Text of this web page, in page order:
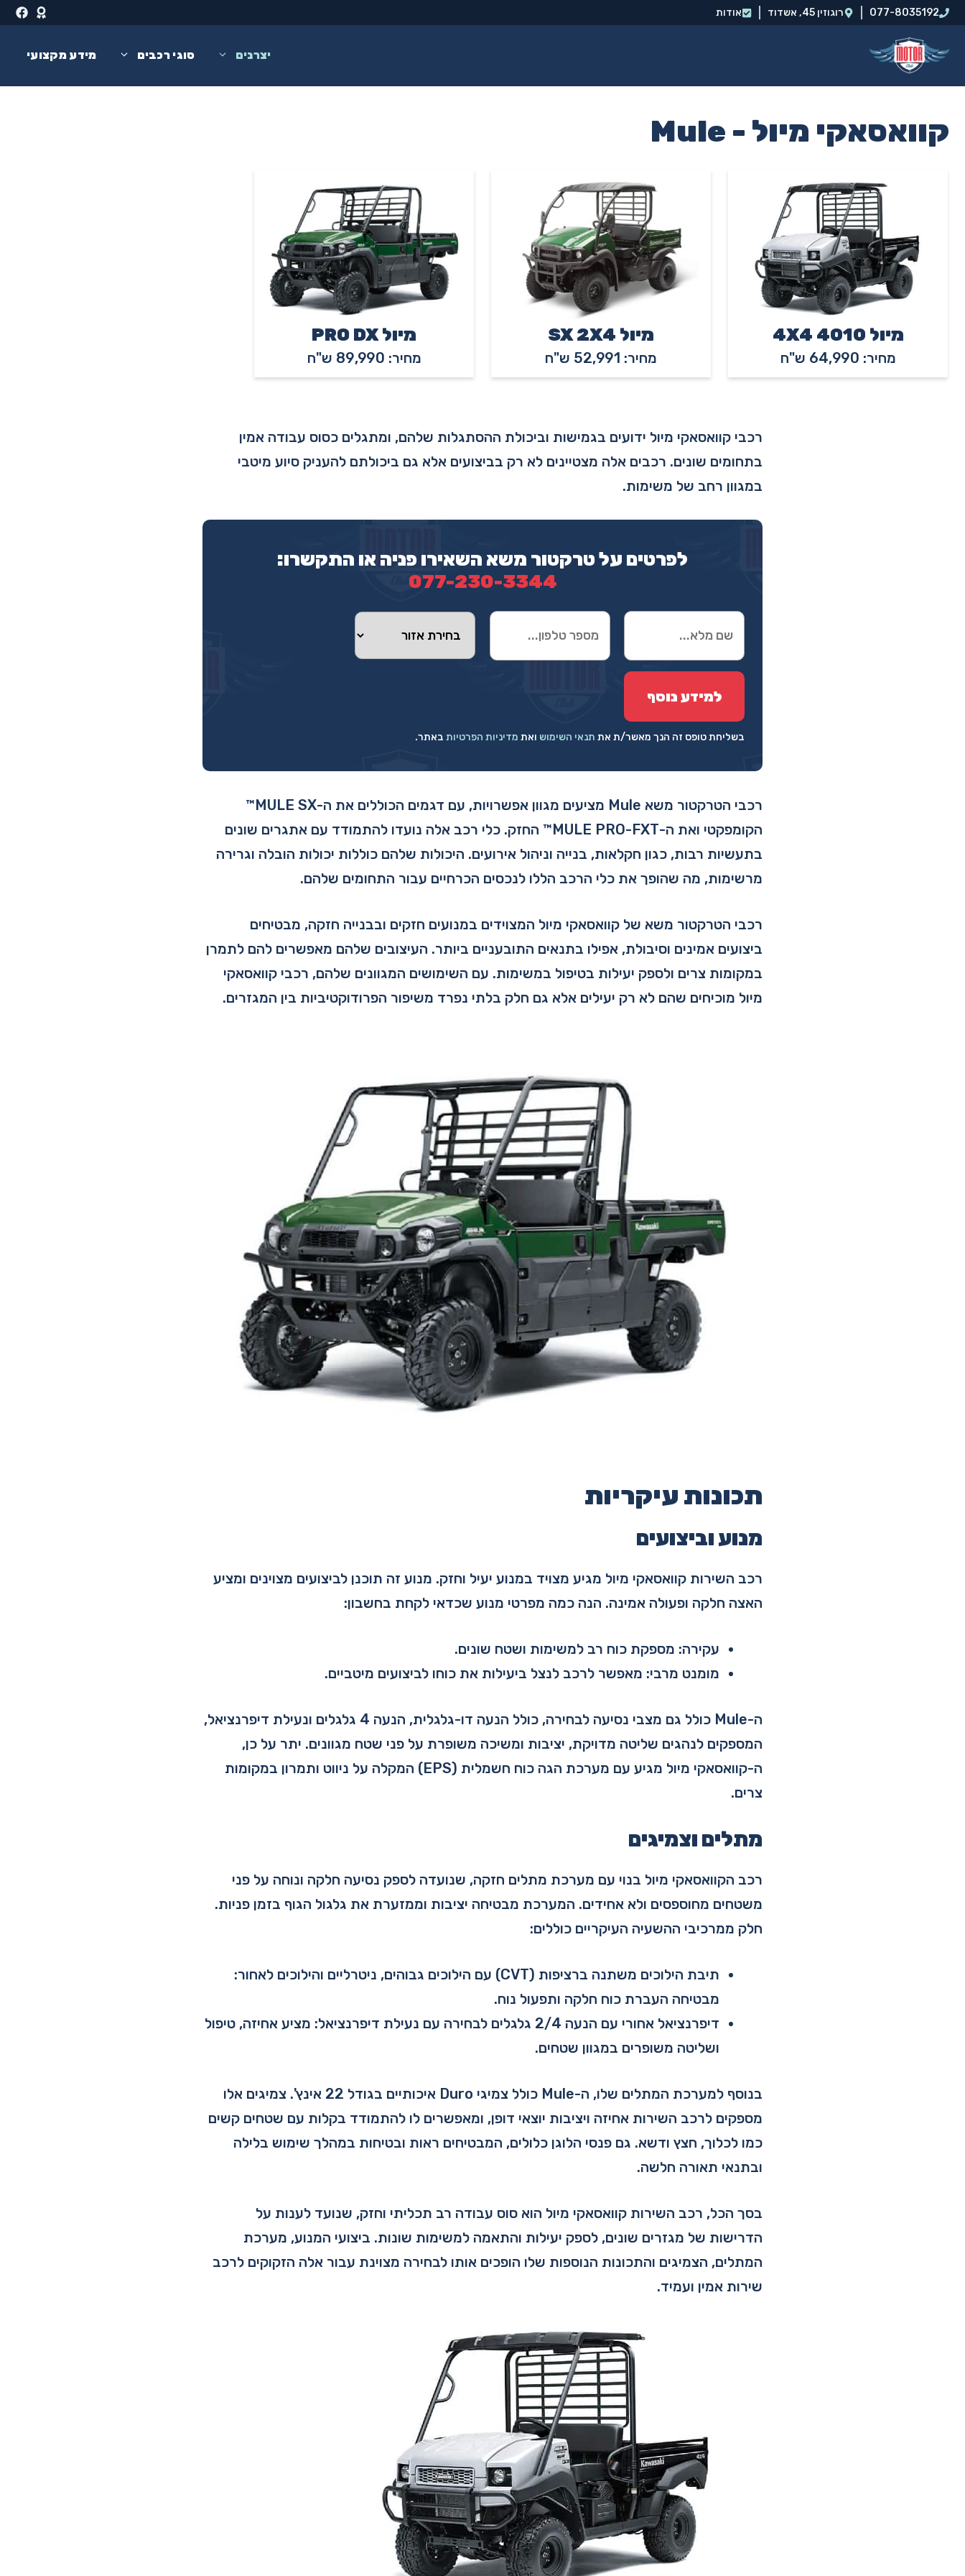
לדלג077-8035192 רוגוזין 45, אשדוד‭ אודות
יצרנים סוגי רכבים מידע מקצועי
קוואסאקי מיול - Mule
מיול 4010 4X4
מחיר: 64,990 ש"ח
מיול SX 2X4
מחיר: 52,991 ש"ח
מיול PRO DX
מחיר: 89,990 ש"ח
רכבי קוואסאקי מיול ידועים בגמישות וביכולת ההסתגלות שלהם, ומתגלים כסוס עבודה אמין
בתחומים שונים. רכבים אלה מצטיינים לא רק בביצועים אלא גם ביכולתם להעניק סיוע מיטבי
במגוון רחב של משימות.
לפרטים על טרקטור משא השאירו פניה או התקשרו:
077-230-3344
בשליחת טופס זה הנך מאשר/ת את תנאי השימוש ואת מדיניות הפרטיות באתר.
רכבי הטרקטור משא Mule מציעים מגוון אפשרויות, עם דגמים הכוללים את ה-MULE SX™
הקומפקטי ואת ה-MULE PRO-FXT™ החזק. כלי רכב אלה נועדו להתמודד עם אתגרים שונים
בתעשיות רבות, כגון חקלאות, בנייה וניהול אירועים. היכולות שלהם כוללות יכולות הובלה וגרירה
מרשימות, מה שהופך את כלי הרכב הללו לנכסים הכרחיים עבור התחומים שלהם.
רכבי הטרקטור משא של קוואסאקי מיול המצוידים במנועים חזקים ובבנייה חזקה, מבטיחים
ביצועים אמינים וסיבולת, אפילו בתנאים התובעניים ביותר. העיצובים שלהם מאפשרים להם לתמרן
במקומות צרים ולספק יעילות בטיפול במשימות. עם השימושים המגוונים שלהם, רכבי קוואסאקי
מיול מוכיחים שהם לא רק יעילים אלא גם חלק בלתי נפרד משיפור הפרודוקטיביות בין המגזרים.
תכונות עיקריות
מנוע וביצועים
רכב השירות קוואסאקי מיול מגיע מצויד במנוע יעיל וחזק. מנוע זה תוכנן לביצועים מצוינים ומציע
האצה חלקה ופעולה אמינה. הנה כמה מפרטי מנוע שכדאי לקחת בחשבון:
עקירה: מספקת כוח רב למשימות ושטח שונים.
מומנט מרבי: מאפשר לרכב לנצל ביעילות את כוחו לביצועים מיטביים.
ה-Mule כולל גם מצבי נסיעה לבחירה, כולל הנעה דו-גלגלית, הנעה 4 גלגלים ונעילת דיפרנציאל,
המספקים לנהגים שליטה מדויקת, יציבות ומשיכה משופרת על פני שטח מגוונים. יתר על כן,
ה-קוואסאקי מיול מגיע עם מערכת הגה כוח חשמלית (EPS) המקלה על ניווט ותמרון במקומות
צרים.
מתלים וצמיגים
רכב הקוואסאקי מיול בנוי עם מערכת מתלים חזקה, שנועדה לספק נסיעה חלקה ונוחה על פני
משטחים מחוספסים ולא אחידים. המערכת מבטיחה יציבות וממזערת את גלגול הגוף בזמן פניות.
חלק ממרכיבי ההשעיה העיקריים כוללים:
תיבת הילוכים משתנה ברציפות (CVT) עם הילוכים גבוהים, ניטרליים והילוכים לאחור:
מבטיחה העברת כוח חלקה ותפעול נוח.
דיפרנציאל אחורי עם הנעה 2/4 גלגלים לבחירה עם נעילת דיפרנציאל: מציע אחיזה, טיפול
ושליטה משופרים במגוון שטחים.
בנוסף למערכת המתלים שלו, ה-Mule כולל צמיגי Duro איכותיים בגודל 22 אינץ'. צמיגים אלו
מספקים לרכב השירות אחיזה ויציבות יוצאי דופן, ומאפשרים לו להתמודד בקלות עם שטחים קשים
כמו לכלוך, חצץ ודשא. גם פנסי הלוגן כלולים, המבטיחים ראות ובטיחות במהלך שימוש בלילה
ובתנאי תאורה חלשה.
בסך הכל, רכב השירות קוואסאקי מיול הוא סוס עבודה רב תכליתי וחזק, שנועד לענות על
הדרישות של מגזרים שונים, לספק יעילות והתאמה למשימות שונות. ביצועי המנוע, מערכת
המתלים, הצמיגים והתכונות הנוספות שלו הופכים אותו לבחירה מצוינת עבור אלה הזקוקים לרכב
שירות אמין ועמיד.